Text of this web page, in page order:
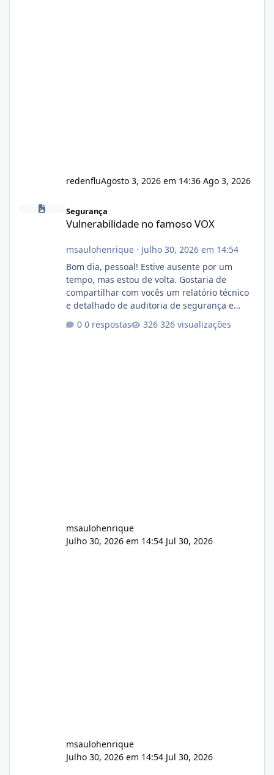
redenfluAgosto 3, 2026 em 14:36 Ago 3, 2026
Vulnerabilidade no famoso VOX
Segurança
Vulnerabilidade no famoso VOX
msaulohenrique· Julho 30, 2026 em 14:54
Bom dia, pessoal! Estive ausente por um
tempo, mas estou de volta. Gostaria de
compartilhar com vocês um relatório técnico
e detalhado de auditoria de segurança e
conformidade referente ao VOXPANEL (versão
atualmente em circulação e comercialização
0 respostas 326 visualizações
msaulohenrique
Julho 30, 2026 em 14:54 Jul 30, 2026
msaulohenrique
Julho 30, 2026 em 14:54 Jul 30, 2026